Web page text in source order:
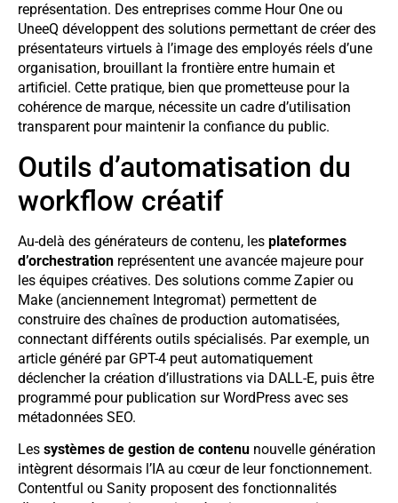
représentation. Des entreprises comme Hour One ou
UneeQ développent des solutions permettant de créer des
présentateurs virtuels à l’image des employés réels d’une
organisation, brouillant la frontière entre humain et
artificiel. Cette pratique, bien que prometteuse pour la
cohérence de marque, nécessite un cadre d’utilisation
transparent pour maintenir la confiance du public.
Outils d’automatisation du
workflow créatif
Au-delà des générateurs de contenu, les plateformes
d’orchestration représentent une avancée majeure pour
les équipes créatives. Des solutions comme Zapier ou
Make (anciennement Integromat) permettent de
construire des chaînes de production automatisées,
connectant différents outils spécialisés. Par exemple, un
article généré par GPT-4 peut automatiquement
déclencher la création d’illustrations via DALL-E, puis être
programmé pour publication sur WordPress avec ses
métadonnées SEO.
Les systèmes de gestion de contenu nouvelle génération
intègrent désormais l’IA au cœur de leur fonctionnement.
Contentful ou Sanity proposent des fonctionnalités